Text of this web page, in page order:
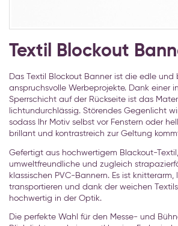
Anfang
der
springen
Textil Blockout
Das Textil Blockout Banner ist die edle und
anspruchsvolle Werbeprojekte. Dank einer
Sperrschicht auf der Rückseite ist das
lichtundurchlässig. Störendes Gegenlicht
sodass Ihr Motiv selbst vor Fenstern oder
brillant und kontrastreich zur Geltung
Gefertigt aus hochwertigem Blackout-
umweltfreundliche und zugleich
klassischen PVC-Bannern. Es ist knitterarm,
transportieren und dank der weichen
hochwertig in der Optik.
Die perfekte Wahl für den Messe- und